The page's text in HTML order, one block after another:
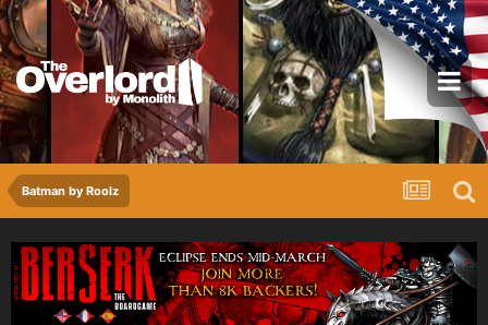
Batman by Roolz